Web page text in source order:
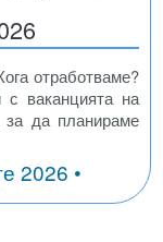
отработваме?
с ваканцията на
за да планираме
2026 •